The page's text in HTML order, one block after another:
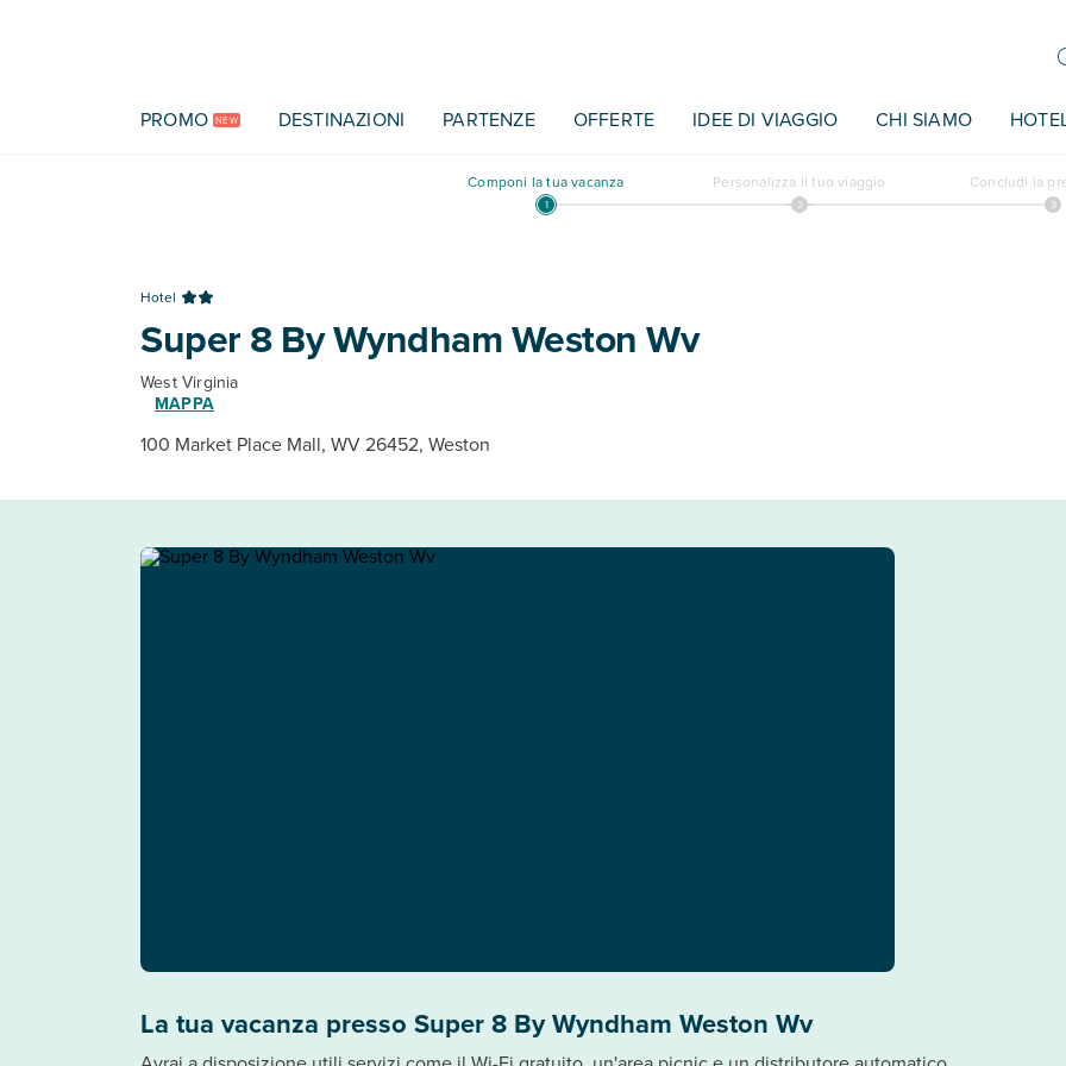
PROMO NEW DESTINAZIONI PARTENZE OFFERTE IDEE DI VIAGGIO CHI SIAMO
Componi la tua vacanza Personalizza il tuo viaggio Concludi la
Hotel
Super 8 By Wyndham Weston Wv
West Virginia
MAPPA
100 Market Place Mall, WV 26452, Weston
La tua vacanza presso Super 8 By Wyndham Weston Wv